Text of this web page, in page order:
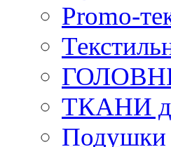
Promo-
ТКАНИ
Подушки